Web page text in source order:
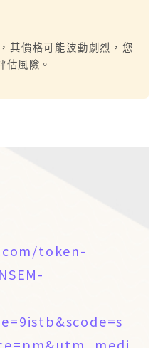
其價格可能波動劇烈，您
估風險。
token-